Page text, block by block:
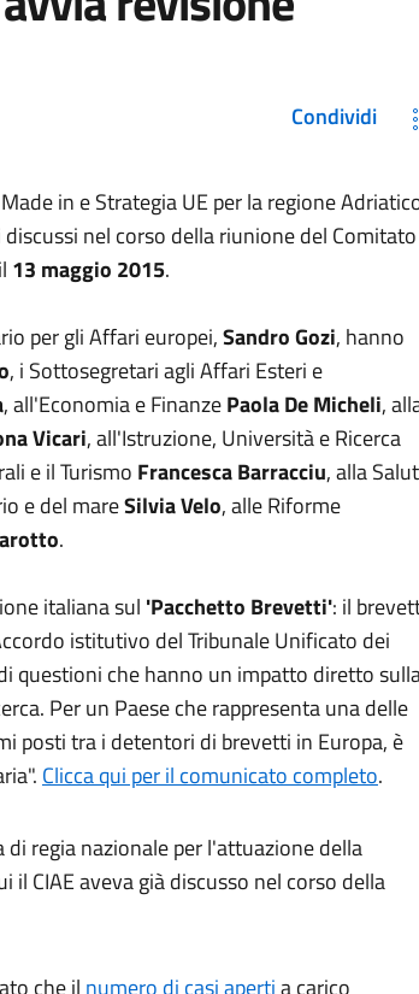
Condividi
in e Strategia UE per la regione
nel corso della riunione del Comitato
13 maggio 2015.
per gli Affari europei,Sandro Gozi, hanno
, i Sottosegretari agli Affari Esteri e
, all'Economia e FinanzePaola De Micheli,
Vicari, all'Istruzione, Università e Ricerca
e il Turismo Francesca Barracciu, alla
e del mareSilvia Velo, alle Riforme
.
italiana sul 'Pacchetto Brevetti': il
istitutivo del Tribunale Unificato dei
questioni che hanno un impatto diretto
Per un Paese che rappresenta una delle
posti tra i detentori di brevetti in Europa, è
Clicca qui per il comunicato completo.
regia nazionale per l'attuazione della
il CIAE aveva già discusso nel corso della
che il numero di casi apertia carico